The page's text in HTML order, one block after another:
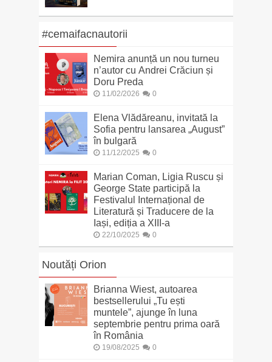
#cemaifacnautorii
Nemira anunță un nou turneu
n’autor cu Andrei Crăciun și
Doru Preda
11/02/2026 0
Elena Vlădăreanu, invitată la
Sofia pentru lansarea „August”
în bulgară
11/12/2025 0
Marian Coman, Ligia Ruscu și
George State participă la
Festivalul Internațional de
Literatură și Traducere de la
Iași, ediția a XIII-a
22/10/2025 0
Noutăți Orion
Brianna Wiest, autoarea
bestsellerului „Tu ești
muntele”, ajunge în luna
septembrie pentru prima oară
în România
19/08/2025 0